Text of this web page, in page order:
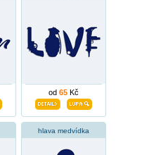
od 65 Kč
hlava medvídka